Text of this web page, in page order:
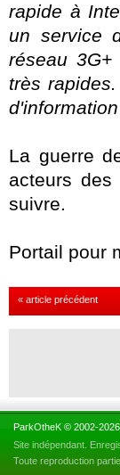
rapide à
un service
réseau 3G+
très
La guerre
acteurs
suivre.
Portail pour
« article précédent
ParkOtheK © 2002-2026
Site indépendant.
Toute reproduction